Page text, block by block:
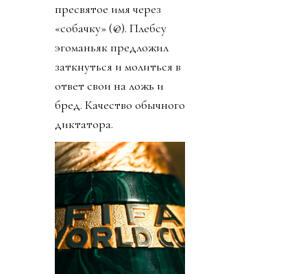
пресвятое имя через
«собачку» (@). Плебсу
эгоманьяк предложил
заткнуться и молиться в
ответ свои на ложь и
бред. Качество обычного
диктатора.